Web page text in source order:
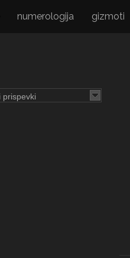
numerologija gizmoti